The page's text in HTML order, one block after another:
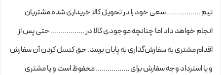
تیم ................. سعی خود را در تحویل کالا خریداری شده مشتریان
انجام خواهد داد اما چنانچه موجودی کالا در ................. حتی پس از
اقدام مشتری به سفارش‌‏گذاری به پایان برسد. حق کنسل کردن آن سفارش
و یا استرداد وجه سفارش برای ................. محفوظ است و یا مشتری